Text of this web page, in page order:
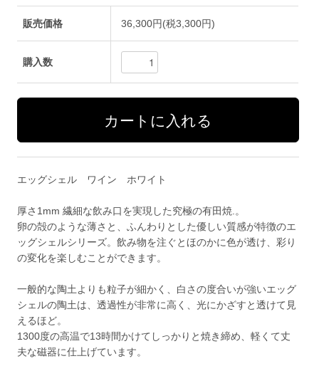
販売価格 36,300円(税3,300円)
購入数
エッグシェル ワイン ホワイト
厚さ1mm 繊細な飲み口を実現した究極の有田焼.。
卵の殻のような薄さと、ふんわりとした優しい質感が特徴のエ
ッグシェルシリーズ。飲み物を注ぐとほのかに色が透け、彩り
の変化を楽しむことができます。
一般的な陶土よりも粒子が細かく、白さの度合いが強いエッグ
シェルの陶土は、透過性が非常に高く、光にかざすと透けて見
えるほど。
1300度の高温で13時間かけてしっかりと焼き締め、軽くて丈
夫な磁器に仕上げています。